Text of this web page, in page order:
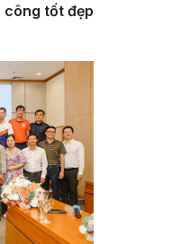
công tốt đẹp